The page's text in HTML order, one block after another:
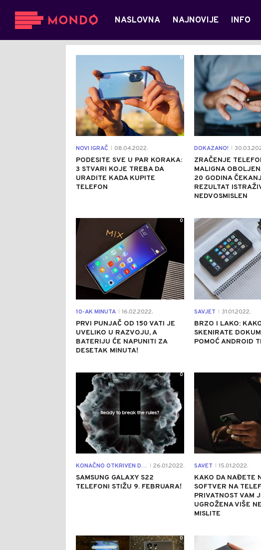
NASLOVNA NAJNOVIJE INFO
NOVI IGRAČ 08.04.2022.
PODESITE SVE U PAR KORAKA:
3 STVARI KOJE TREBA DA
URADITE KADA KUPITE
TELEFON
0
DOKAZANO!
ZRAČENJE
MALIGNA
20 GODINA
REZULTAT
NEDVOSMISLEN
10-AK MINUTA 16.02.2022.
PRVI PUNJAČ OD 150 VATI JE
UVELIKO U RAZVOJU, A
BATERIJU ĆE NAPUNITI ZA
DESETAK MINUTA!
0
SAVJET 31.01.2022.
BRZO I LAKO:
SKENIRATE
POMOĆ ANDROID
KONAČNO OTKRIVEN DATUM 26.01.2022.
SAMSUNG GALAXY S22
TELEFONI STIŽU 9. FEBRUARA!
0
SAVET 15.01.2022.
KAKO DA NAĐETE
SOFTVER NA
PRIVATNOST VAM
UGROŽENA VIŠE
MISLITE
0